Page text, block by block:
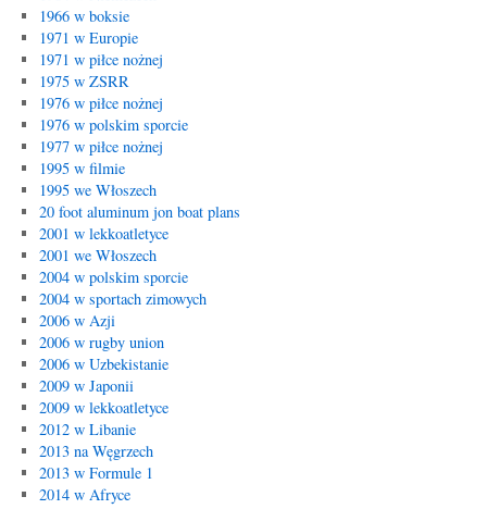
1966 w boksie
1971 w Europie
1971 w piłce nożnej
1975 w ZSRR
1976 w piłce nożnej
1976 w polskim sporcie
1977 w piłce nożnej
1995 w filmie
1995 we Włoszech
20 foot aluminum jon boat plans
2001 w lekkoatletyce
2001 we Włoszech
2004 w polskim sporcie
2004 w sportach zimowych
2006 w Azji
2006 w rugby union
2006 w Uzbekistanie
2009 w Japonii
2009 w lekkoatletyce
2012 w Libanie
2013 na Węgrzech
2013 w Formule 1
2014 w Afryce